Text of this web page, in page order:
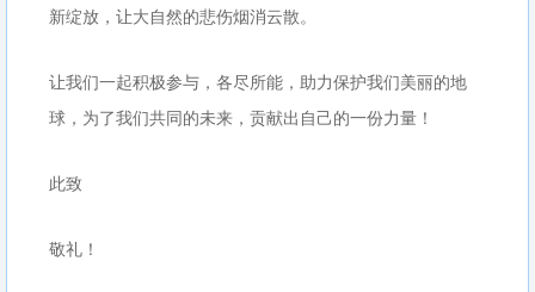
新绽放，让大自然的悲伤烟消云散。
让我们一起积极参与，各尽所能，助力保护我们美丽的地
球，为了我们共同的未来，贡献出自己的一份力量！
此致
敬礼！